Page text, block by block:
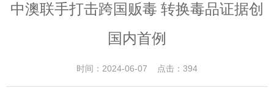
中澳联手打击跨国贩毒 转换毒品证据创
国内首例
时间：2024-06-07 点击：394